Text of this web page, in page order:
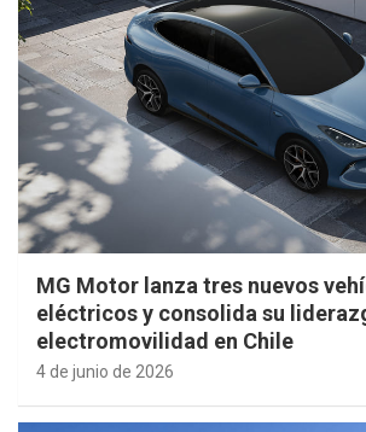
MG Motor lanza tres nuevos
eléctricos y consolida su
electromovilidad en Chile
4 de junio de 2026